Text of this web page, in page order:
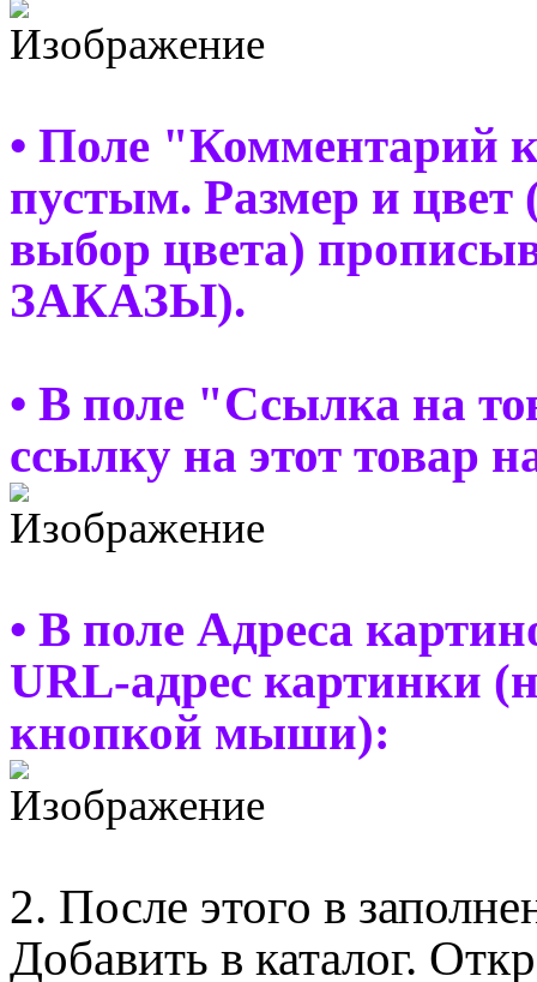
• Поле "Комментарий
пустым. Размер и цвет
выбор цвета)
ЗАКАЗЫ).
• В поле "Ссылка на
ссылку на этот товар
• В поле Адреса
URL-адрес картинки
кнопкой мыши):
2. После этого в
Добавить в каталог.